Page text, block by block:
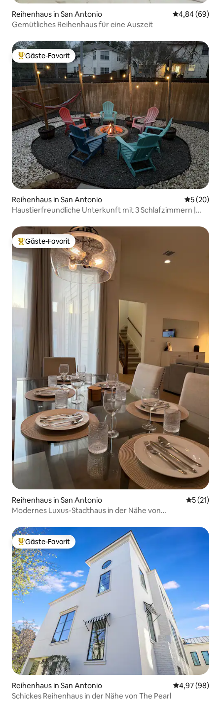
Reihenhaus in San Antonio
4,84 (69)
Gemütliches Reihenhaus für eine Auszeit
Beliebter Gäste-Favorit.
Gäste-Favorit
Reihenhaus in San Antonio
5 (20)
Haustierfreundliche Unterkunft mit 3 Schlafzimmern |
Beliebter Gäste-Favorit.
Gäste-Favorit
Reihenhaus in San Antonio
5 (21)
Modernes Luxus-Stadthaus in der Nähe von
Beliebter Gäste-Favorit.
Gäste-Favorit
Reihenhaus in San Antonio
4,97 (98)
Schickes Reihenhaus in der Nähe von The Pearl